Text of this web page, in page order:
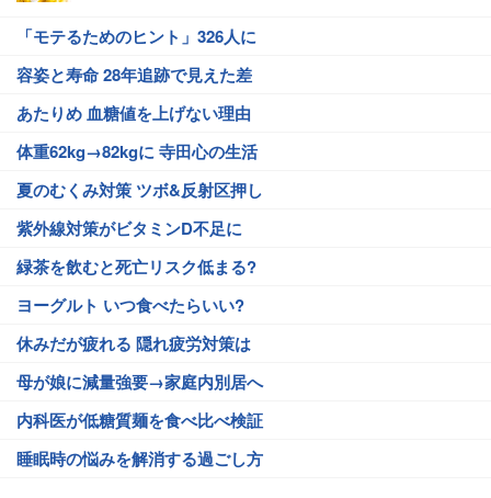
「モテるためのヒント」326人に
容姿と寿命 28年追跡で見えた差
あたりめ 血糖値を上げない理由
体重62kg→82kgに 寺田心の生活
夏のむくみ対策 ツボ&反射区押し
紫外線対策がビタミンD不足に
緑茶を飲むと死亡リスク低まる?
ヨーグルト いつ食べたらいい?
休みだが疲れる 隠れ疲労対策は
母が娘に減量強要→家庭内別居へ
内科医が低糖質麺を食べ比べ検証
睡眠時の悩みを解消する過ごし方